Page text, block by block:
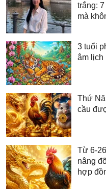
trắng:
mà
3 tuổi
âm lịch
Thứ
cầu
Từ 6-
nâng
hợp